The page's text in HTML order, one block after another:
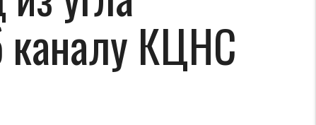
каналу КЦНС